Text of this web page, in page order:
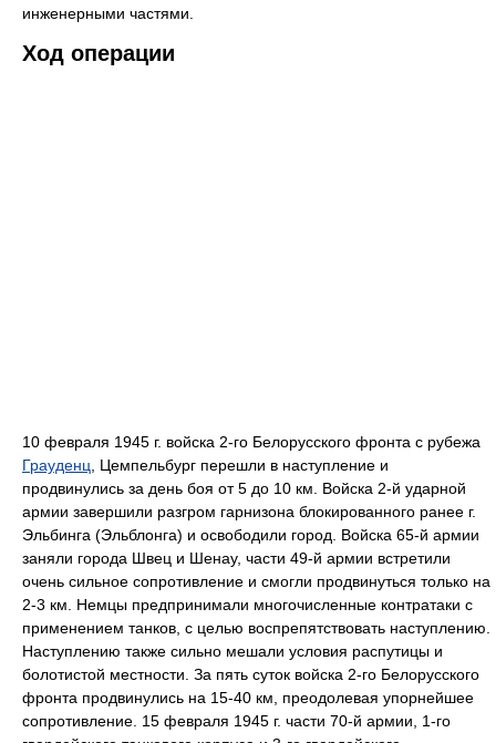
инженерными частями.
Ход операции
10 февраля 1945 г. войска 2-го Белорусского фронта с рубежа
Грауденц , Цемпельбург перешли в наступление и
продвинулись за день боя от 5 до 10 км. Войска 2-й ударной
армии завершили разгром гарнизона блокированного ранее г.
Эльбинга (Эльблонга) и освободили город. Войска 65-й армии
заняли города Швец и Шенау, части 49-й армии встретили
очень сильное сопротивление и смогли продвинуться только на
2-3 км. Немцы предпринимали многочисленные контратаки с
применением танков, с целью воспрепятствовать наступлению.
Наступлению также сильно мешали условия распутицы и
болотистой местности. За пять суток войска 2-го Белорусского
фронта продвинулись на 15-40 км, преодолевая упорнейшее
сопротивление. 15 февраля 1945 г. части 70-й армии, 1-го